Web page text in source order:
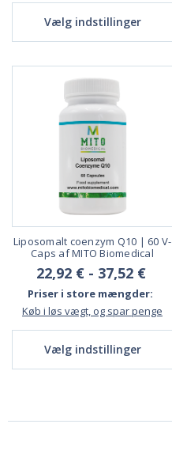
Vælg indstillinger
Liposomalt coenzym Q10 | 60 V-
Caps af MITO Biomedical
22,92 € - 37,52 €
Priser i store mængder:
Køb i løs vægt, og spar penge
Vælg indstillinger